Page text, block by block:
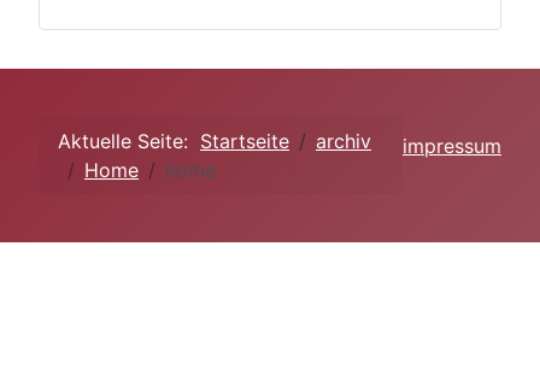
Aktuelle Seite: Startseite
archiv
Home
home
impressum